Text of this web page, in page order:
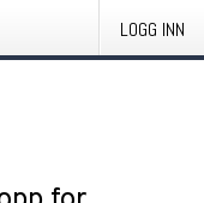
LOGG INN